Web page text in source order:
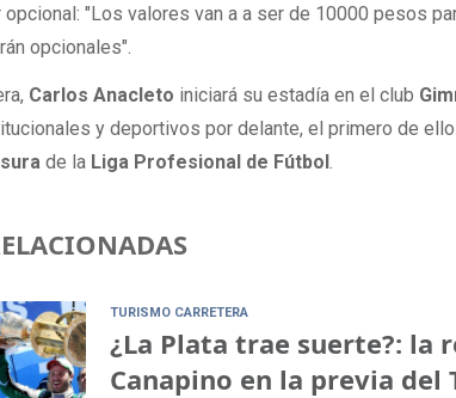
opcional: "Los valores van a a ser de 10000 pesos
opcionales".
Carlos Anacleto iniciará su estadía en el club
y deportivos por delante, el primero de
de la Liga Profesional de Fútbol
TURISMO CARRETERA
¿La Plata trae suerte?: la
Canapino en la previa del